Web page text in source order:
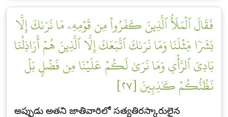
فَقَالَ ٱلۡمَلَأُ ٱلَّذِينَ كَفَرُواْ مِن قَوۡمِهِۦ مَا نَرَىٰكَ إِلَّا
بَشَرٗا مِّثۡلَنَا وَمَا نَرَىٰكَ ٱتَّبَعَكَ إِلَّا ٱلَّذِينَ هُمۡ أَرَاذِلُنَا
بَادِيَ ٱلرَّأۡيِ وَمَا نَرَىٰ لَكُمۡ عَلَيۡنَا مِن فَضۡلِۭ بَلۡ
نَظُنُّكُمۡ كَٰذِبِينَ [٢٧]
అప్పుడు అతని జాతివారిలో సత్యతిరస్కారులైన